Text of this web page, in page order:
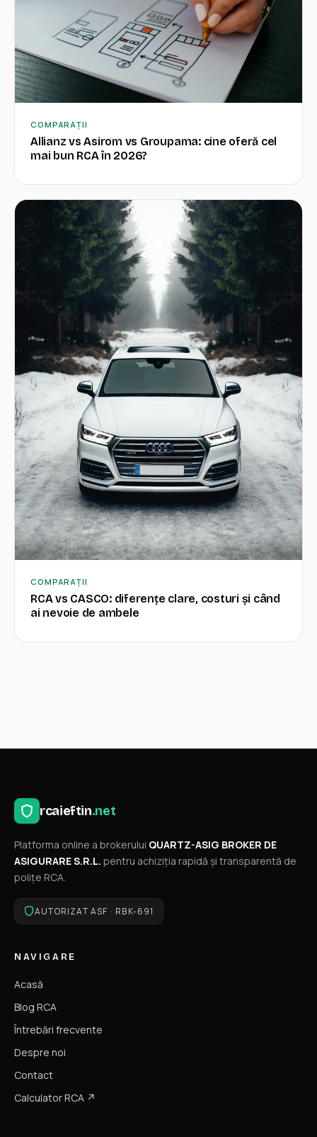
COMPARAȚII
Allianz vs Asirom vs Groupama: cine oferă cel
mai bun RCA în 2026?
COMPARAȚII
RCA vs CASCO: diferențe clare, costuri și când
ai nevoie de ambele
rcaieftin.net
Platforma online a brokerului QUARTZ-ASIG BROKER DE
ASIGURARE S.R.L. pentru achiziția rapidă și transparentă de
polițe RCA.
AUTORIZAT ASF · RBK-691
NAVIGARE
Acasă
Blog RCA
Întrebări frecvente
Despre noi
Contact
Calculator RCA ↗